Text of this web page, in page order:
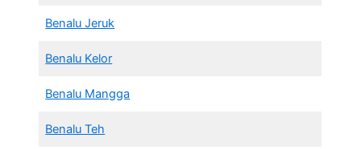
Benalu Jeruk
Benalu Kelor
Benalu Mangga
Benalu Teh